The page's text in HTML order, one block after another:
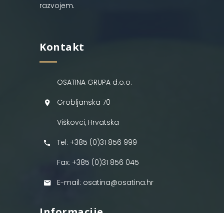
razvojem.
Kontakt
OSATINA GRUPA d.o.o.
Grobljanska 70
Viškovci, Hrvatska
Tel: +385 (0)31 856 999
Fax: +385 (0)31 856 045
E-mail: osatina@osatina.hr